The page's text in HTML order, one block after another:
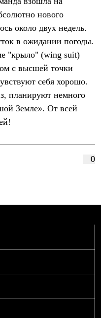
нового
около двух недель.
в ожидании погоды.
"крыло" (wing suit)
с высшей точки
себя хорошо.
планируют немного
Земле». От всей
0